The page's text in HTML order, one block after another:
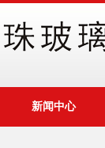
新闻中心